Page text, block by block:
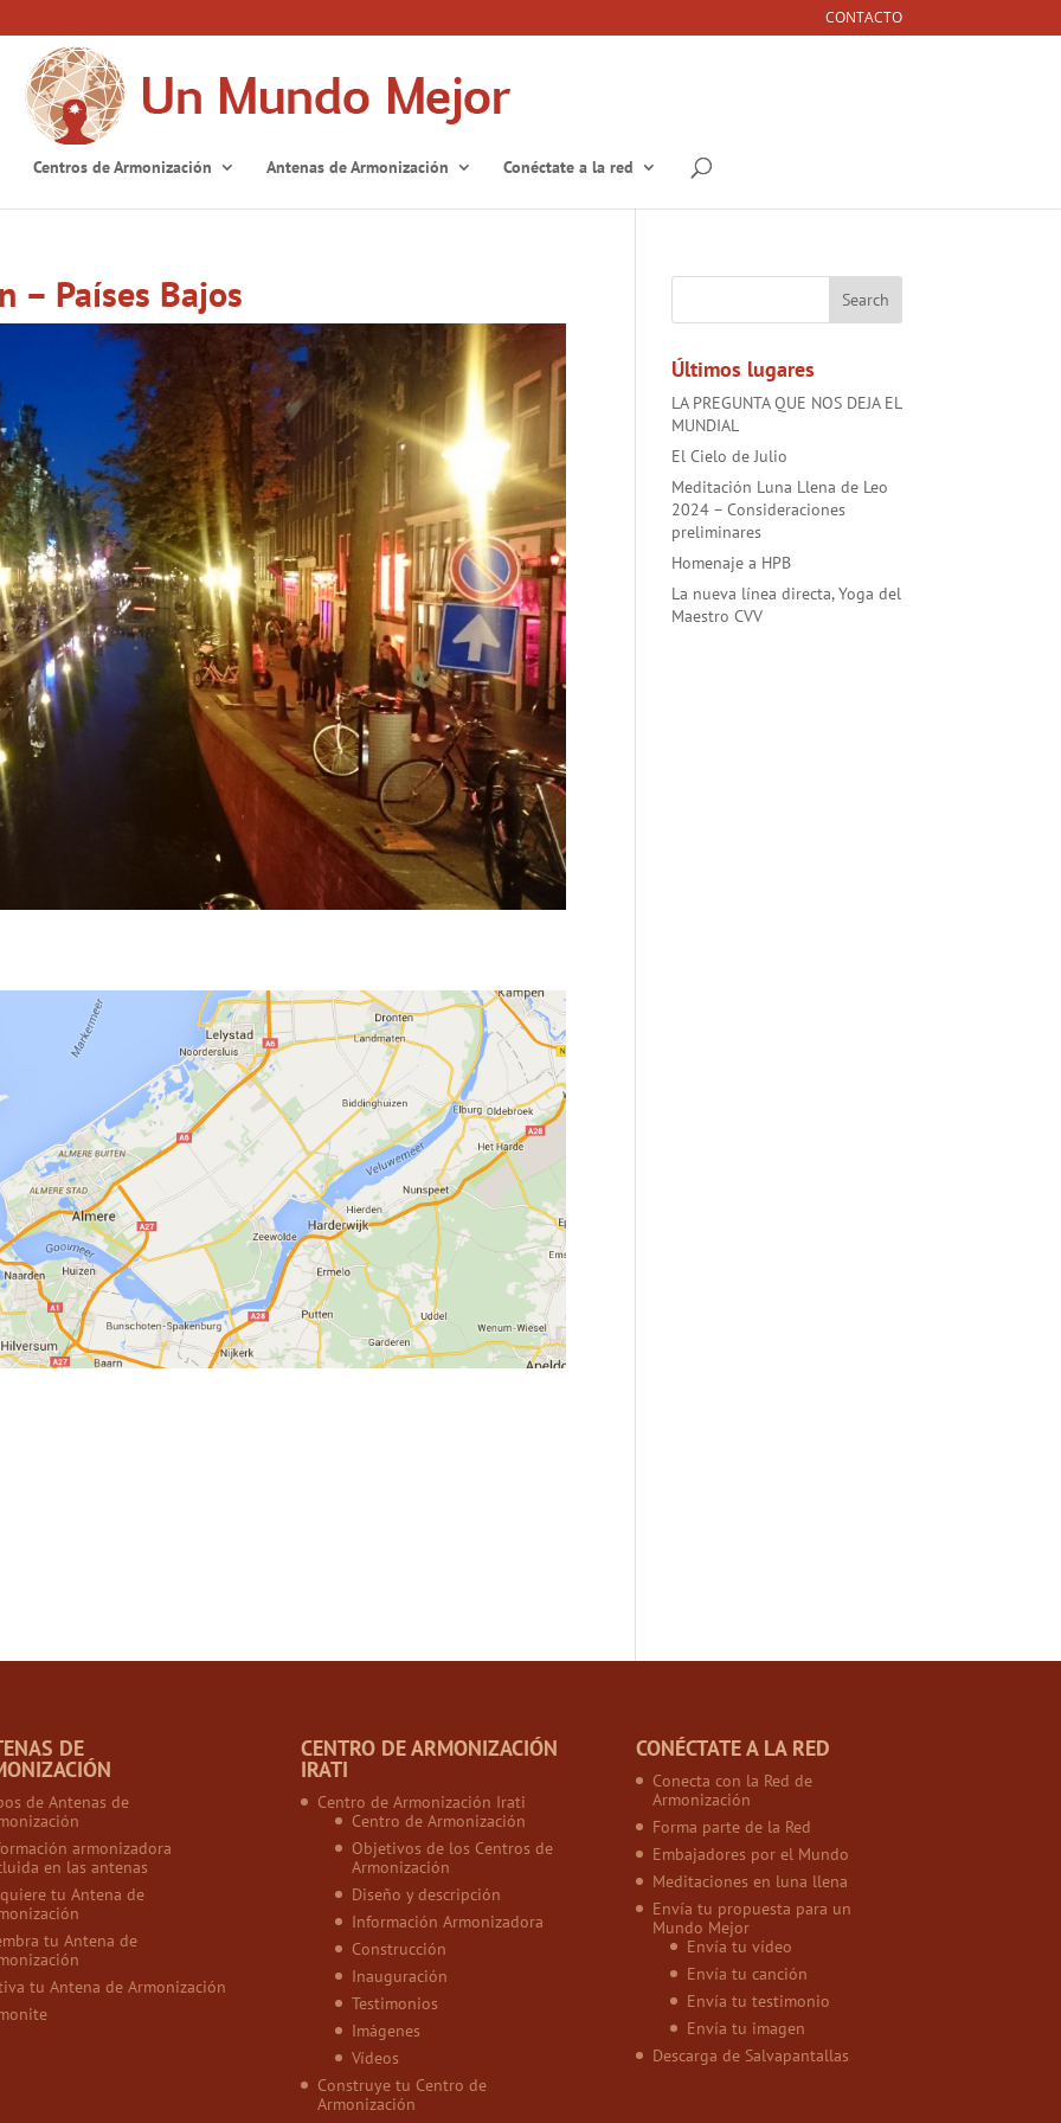
CONTACTO
Centros de Armonización Antenas de Armonización Conéctate a la red
– Países Bajos
Últimos lugares
LA PREGUNTA QUE NOS DEJA EL
MUNDIAL
El Cielo de Julio
Meditación Luna Llena de Leo
2024 – Consideraciones
preliminares
Homenaje a HPB
La nueva línea directa, Yoga del
Maestro CVV
DE
de Antenas de
armonizadora
en las antenas
tu Antena de
tu Antena de
tu Antena de Armonización
CENTRO DE ARMONIZACIÓN
IRATI
Centro de Armonización Irati
Centro de Armonización
Objetivos de los Centros de
Armonización
Diseño y descripción
Información Armonizadora
Construcción
Inauguración
Testimonios
Imágenes
Vídeos
Construye tu Centro de
Armonización
CONÉCTATE A LA RED
Conecta con la Red de
Armonización
Forma parte de la Red
Embajadores por el Mundo
Meditaciones en luna llena
Envía tu propuesta para un
Mundo Mejor
Envía tu vídeo
Envía tu canción
Envía tu testimonio
Envía tu imagen
Descarga de Salvapantallas